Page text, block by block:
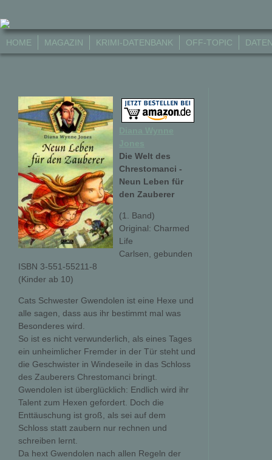
HOME MAGAZIN KRIMI-DATENBANK OFF-TOPIC
Die Welt des
Chrestomanci -
Neun Leben für
den Zauberer
(1. Band)
Original: Charmed
Life
Carlsen, gebunden
ISBN 3-551-55211-8
(Kinder ab 10)
Cats Schwester Gwendolen ist eine Hexe und
alle sagen, dass aus ihr bestimmt mal was
Besonderes wird.
So ist es nicht verwunderlich, als eines Tages
ein unheimlicher Fremder in der Tür steht und
die Geschwister in Windeseile in das Schloss
des Zauberers Chrestomanci bringt.
Gwendolen ist überglücklich: Endlich wird ihr
Talent zum Hexen gefordert. Doch die
Enttäuschung ist groß, als sei auf dem
Schloss statt zaubern nur rechnen und
schreiben lernt.
Da hext Gwendolen nach allen Regeln der